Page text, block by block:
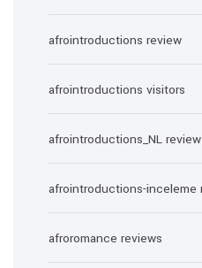
afrointroductions review
afrointroductions visitors
afrointroductions_NL review
afrointroductions-inceleme
afroromance reviews